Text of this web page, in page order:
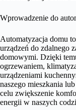
Wprowadzenie do
Automatyzacja domu
urządzeń do zdalnego
domowymi. Dzięki
ogrzewaniem,
urządzeniami
naszego mieszkania
celu zwiększenie
energii w naszych